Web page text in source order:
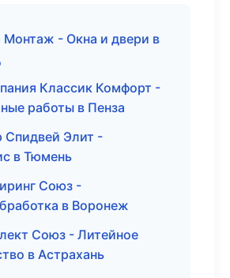
Монтаж - Окна и двери в
Классик Комфорт -
работы в Пенза
Спидвей Элит -
в Тюмень
Союз -
в Воронеж
Союз - Литейное
в Астрахань